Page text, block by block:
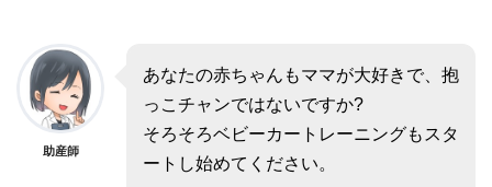
助産師
あなたの赤ちゃんもママが大好きで、抱
っこチャンではないですか?
そろそろベビーカートレーニングもスタ
ートし始めてください。